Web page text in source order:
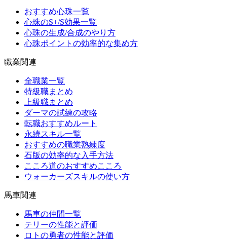
おすすめ心珠一覧
心珠のS+/S効果一覧
心珠の生成/合成のやり方
心珠ポイントの効率的な集め方
職業関連
全職業一覧
特級職まとめ
上級職まとめ
ダーマの試練の攻略
転職おすすめルート
永続スキル一覧
おすすめの職業熟練度
石版の効率的な入手方法
こころ道のおすすめこころ
ウォーカーズスキルの使い方
馬車関連
馬車の仲間一覧
テリーの性能と評価
ロトの勇者の性能と評価